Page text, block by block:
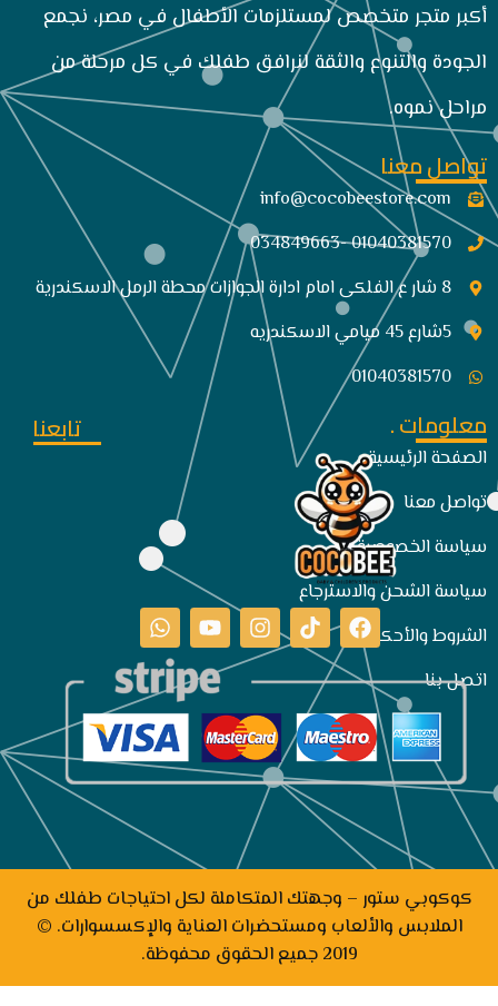
أكبر متجر متخصص لمستلزمات الأطفال في مصر، نجمع
الجودة والتنوع والثقة لنرافق طفلك في كل مرحلة من
مراحل نموه.
تواصل معنا
info@cocobeestore.com​
01040381570 -034849663
8 شار ع الفلكى امام ادارة الجوازات محطة الرمل الاسكندرية
5شارع 45 ميامي الاسكندريه
01040381570
معلومات .
الصفحة الرئيسية
تواصل معنا
سياسة الخصوصية
سياسة الشحن والاسترجاع
الشروط والأحكام
اتصل بنا
تابعنا
كوكوبي ستور – وجهتك المتكاملة لكل احتياجات طفلك من
الملابس والألعاب ومستحضرات العناية والإكسسوارات. ©
2019 جميع الحقوق محفوظة.